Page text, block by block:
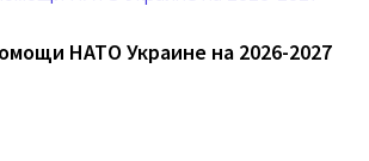
НАТО Украине на 2026-2027